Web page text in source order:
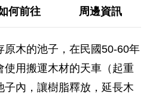
何前往 周邊資訊
原木的池子，在民國50-60年
使用搬運木材的天車（起重
子內，讓樹脂釋放，延長木